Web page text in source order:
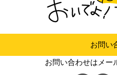
お問い
お問い合わせはメー